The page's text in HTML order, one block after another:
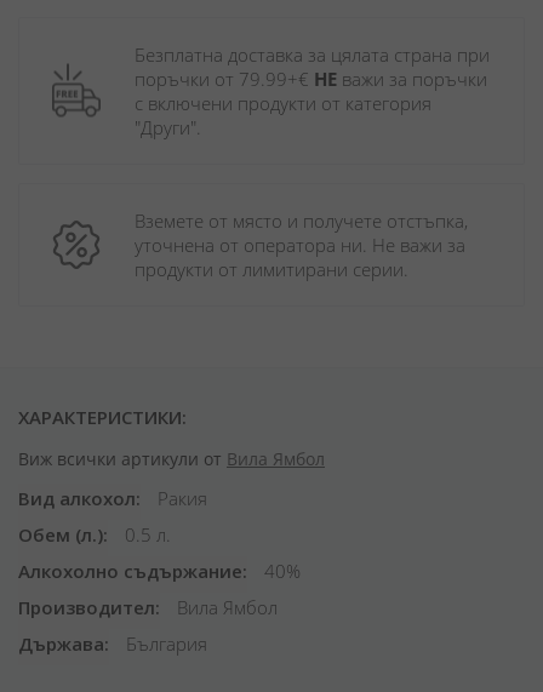
Безплатна доставка за цялата страна при
поръчки от 79.99+€ НЕ важи за поръчки
с включени продукти от категория
"Други".
Вземете от място и получете отстъпка,
уточнена от оператора ни. Не важи за
продукти от лимитирани серии.
ХАРАКТЕРИСТИКИ:
Виж всички артикули от Вила Ямбол
Вид алкохол
Ракия
Обем (л.)
0.5 л.
Алкохолно съдържание
40%
Производител
Вила Ямбол
Държава
България